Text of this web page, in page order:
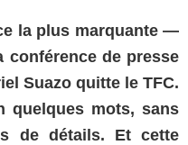
la plus marquante —
de presse
Suazo quitte le TFC.
quelques mots, sans
de détails. Et cette